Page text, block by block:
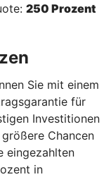
250 Prozent
Sie mit einem
für
Investitionen
Chancen
eingezahlten
in